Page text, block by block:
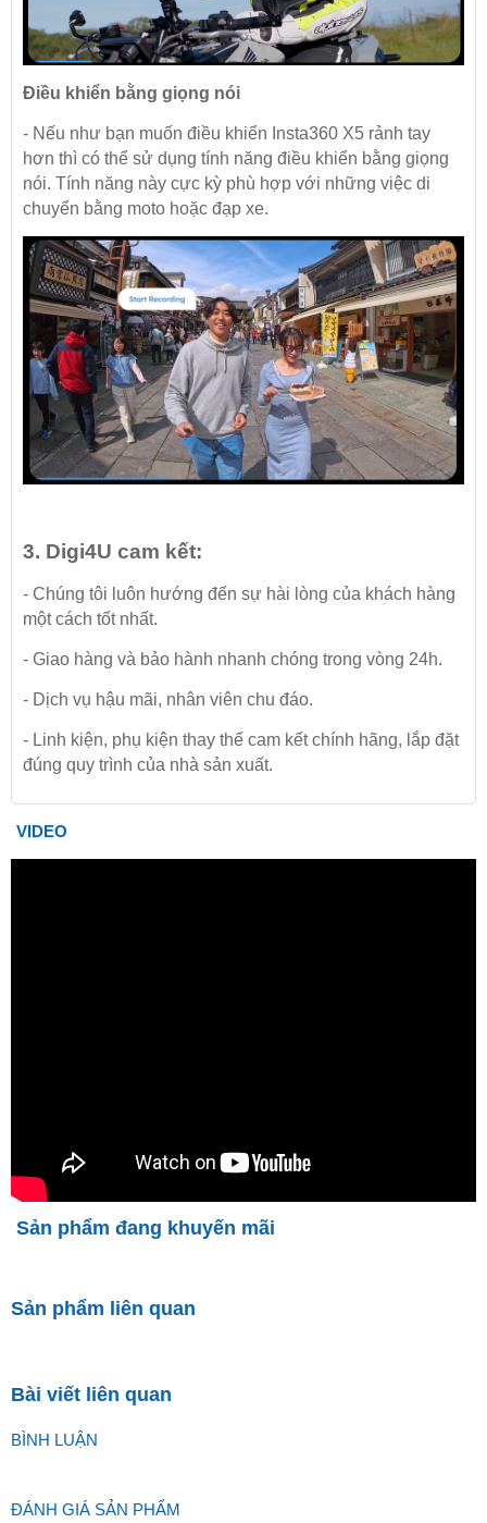
Điều khiển bằng giọng nói
- Nếu như bạn muốn điều khiển Insta360 X5 rảnh tay
hơn thì có thể sử dụng tính năng điều khiển bằng giọng
nói. Tính năng này cực kỳ phù hợp với những việc di
chuyển bằng moto hoặc đạp xe.
3. Digi4U cam kết:
- Chúng tôi luôn hướng đến sự hài lòng của khách hàng
một cách tốt nhất.
- Giao hàng và bảo hành nhanh chóng trong vòng 24h.
- Dịch vụ hậu mãi, nhân viên chu đáo.
- Linh kiện, phụ kiện thay thế cam kết chính hãng, lắp đặt
đúng quy trình của nhà sản xuất.
VIDEO
Sản phẩm đang khuyến mãi
Sản phẩm liên quan
Bài viết liên quan
BÌNH LUẬN
ĐÁNH GIÁ SẢN PHẨM